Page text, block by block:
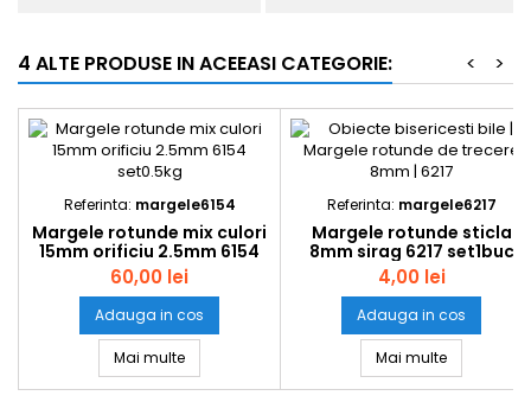
4 ALTE PRODUSE IN ACEEASI CATEGORIE: >
<
Referinta: margele6154
Margele rotunde mix culori
15mm orificiu 2.5mm 6154
set0.5kg
60,00 lei
Adauga in cos
Mai multeMargele rotunde mix culori 15mm orificiu
Referinta: margele6217
Margele rotunde sticla
8mm sirag 6217 set1buc
4,00 lei
Adauga in cos
Mai multeMargele